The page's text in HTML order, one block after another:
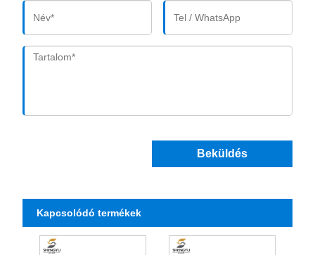
Beküldés
Kapcsolódó termékek